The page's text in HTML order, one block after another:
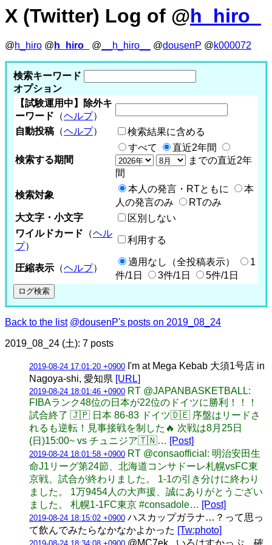
X (Twitter) Log of @h_hiro_
@h_hiro @ h_hiro_ @ __h_hiro__ @dousenP @k000072
検索キーワード
オプション
【試験運用中】除外キ
ーワード （ヘルプ）
自動投稿 （ヘルプ） 検索結果に含める
検索する期間
すべて
直近2年間
までの直近2年
間
検索対象
本人の発言・RTともに
本
人の発言のみ
RTのみ
大文字・小文字
区別しない
ワイルドカード （ヘル
プ）
利用する
圧縮表示 （ヘルプ）
適用なし（全投稿表示）
1
件/1日
3件/1日 5件/1日
Back to the list @dousenP's posts on 2019_08_24
2019_08_24 (土): 7 posts
2019-08-24 17:01:20 +0900 I'm at Mega Kebab 大須1号店 in
Nagoya-shi, 愛知県 [URL]
2019-08-24 18:01:46 +0900 RT @JAPANBASKETBALL:
FIBAランク48位の日本が22位のドイツに勝利！！！
試合終了 🇯🇵 日本 86-83 ドイツ🇩🇪 序盤はリードさ
れるも逆転！見事接戦を制した🔥 次戦は8月25日
(日)15:00~ vs チュニジア🇹🇳… [Post]
2019-08-24 18:01:58 +0900 RT @consaofficial: 明治安田生
命J1リーグ第24節、北海道コンサドーレ札幌vsFC東
京戦、試合が終わりました。 1-1の引き分けに終わり
ました。 1万9454人の大声援、誠にありがとうござい
ました。 札幌1-1FC東京 #consadole… [Post]
2019-08-24 18:15:02 +0900 ハスカップガラナ…？って思っ
て飲んでみたらなかなかよかった [Tw:photo]
@MC7ek_ いろはすかっぷ、確